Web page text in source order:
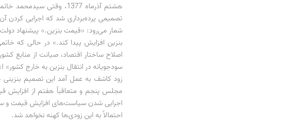
هشتم آذرماه 1377، وقتی
تصمیمی پرده‌برداری شد که اجرایی کردن
شمار می‌رود: «قیمت بنزین.» پیشنهاد
بنزین افزایش پیدا کند.» در حالی که
اصلاح ساختار اقتصاد، صیانت از منابع
سودجویانه در انتقال بنزین به خارج
زود کاشف به عمل آمد این تصمیم بنزینی
مجلس پنجم و متعاقباً هفتم از افزایش
اجرایی شدن سیاست‌های افزایش قیمت و
احتمالاً به این زودی‌ها کهنه نخواهد شد.